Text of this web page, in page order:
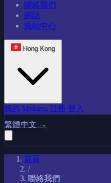
聯絡我們
網誌
協助中心
Hong Kong
我的 Mekavo 註冊 登入
繁體中文 →
首頁
/
聯絡我們